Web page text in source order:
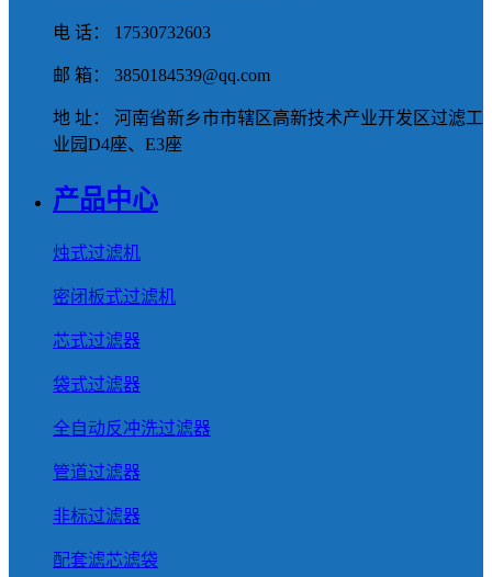
电 话： 17530732603
邮 箱： 3850184539@qq.com
地 址： 河南省新乡市市辖区高新技术产业开发区过滤工
业园D4座、E3座
产品中心
烛式过滤机
密闭板式过滤机
芯式过滤器
袋式过滤器
全自动反冲洗过滤器
管道过滤器
非标过滤器
配套滤芯滤袋